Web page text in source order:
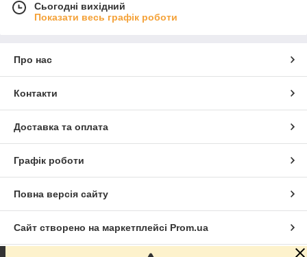
Сьогодні вихідний
Показати весь графік роботи
Про нас
Контакти
Доставка та оплата
Графік роботи
Повна версія сайту
Сайт створено на маркетплейсі Prom.ua